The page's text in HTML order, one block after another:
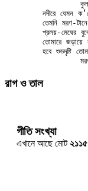
রাগ ও তাল
গীতি সংখ্যা
এখানে আছে মোট২১১৫